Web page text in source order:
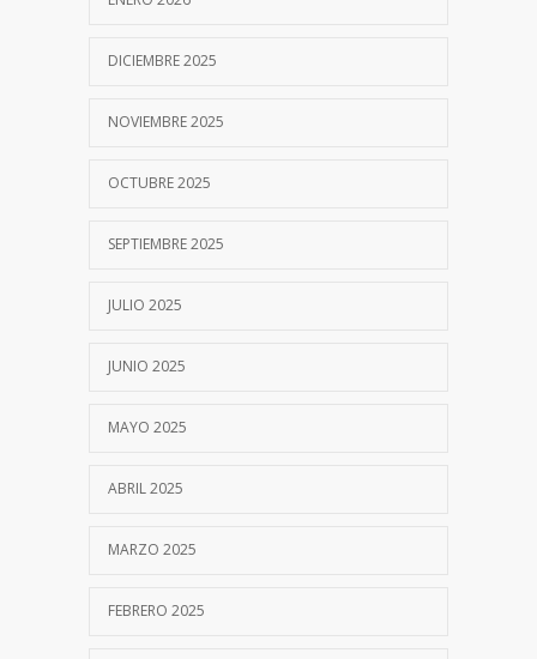
DICIEMBRE 2025
NOVIEMBRE 2025
OCTUBRE 2025
SEPTIEMBRE 2025
JULIO 2025
JUNIO 2025
MAYO 2025
ABRIL 2025
MARZO 2025
FEBRERO 2025